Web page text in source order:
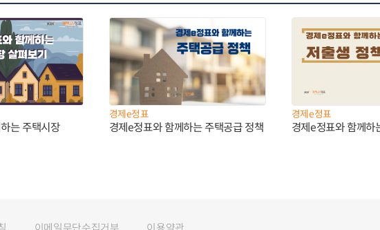
는 주택시장
경제e정표
경제e정표와 함께하는 주택공급 정책
경제e정표
경제e정표와 함께하